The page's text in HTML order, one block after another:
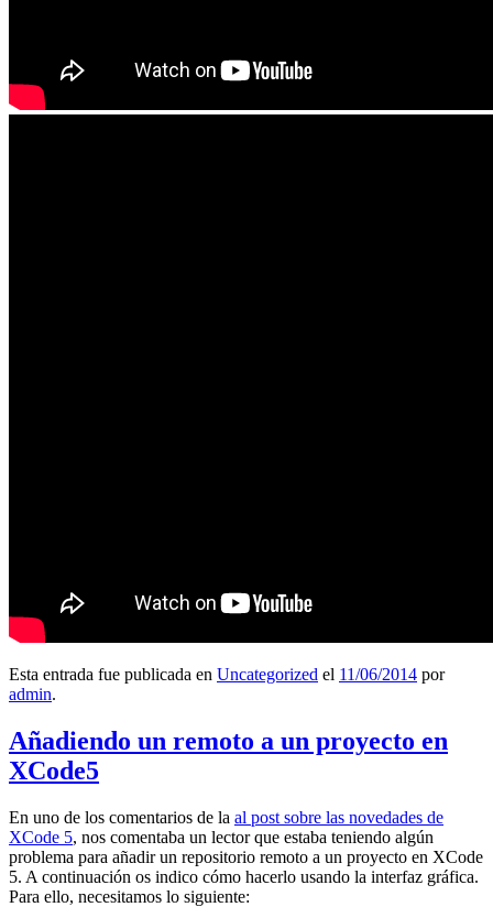
Esta entrada fue publicada en Uncategorized el 11/06/2014 por
admin.
Añadiendo un remoto a un proyecto en
XCode5
En uno de los comentarios de la al post sobre las novedades de
XCode 5, nos comentaba un lector que estaba teniendo algún
problema para añadir un repositorio remoto a un proyecto en XCode
5. A continuación os indico cómo hacerlo usando la interfaz gráfica.
Para ello, necesitamos lo siguiente: